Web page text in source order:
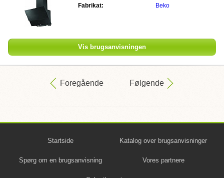
Fabrikat: Beko
Vis brugsanvisningen
Foregående Følgende
Startside Katalog over brugsanvisninger
Spørg om en brugsanvisning Vores partnere